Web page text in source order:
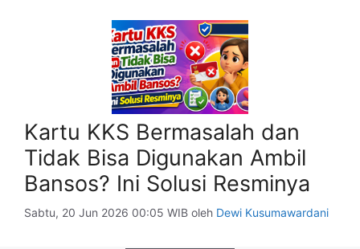
Kartu KKS Bermasalah dan
Tidak Bisa Digunakan Ambil
Bansos? Ini Solusi Resminya
Sabtu, 20 Jun 2026 00:05 WIB oleh Dewi Kusumawardani